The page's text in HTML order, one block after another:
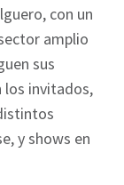
con un
amplio
sus
los invitados,
y shows en